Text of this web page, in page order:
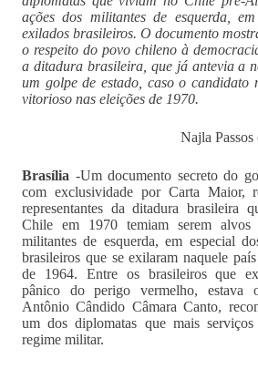
ações dos militantes de esquerda,
exilados brasileiros. O documento
o respeito do povo chileno à
a ditadura brasileira, que já antevia a
um golpe de estado, caso o candidato
vitorioso nas eleições de 1970.
Najla
Brasília -Um documento secreto do
com exclusividade por Carta Maior,
representantes da ditadura brasileira
Chile em 1970 temiam serem alvos
militantes de esquerda, em especial
brasileiros que se exilaram naquele
de 1964. Entre os brasileiros que
pânico do perigo vermelho, estava
Antônio Cândido Câmara Canto,
um dos diplomatas que mais serviços
regime militar.